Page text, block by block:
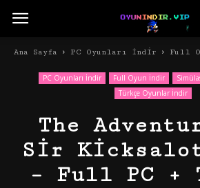
Ana Sayfa PC Oyunları İndir Full
PC Oyunları İndir Full Oyun İndir
Türkçe Oyunlar İndir
The
Sir
– Full PC +